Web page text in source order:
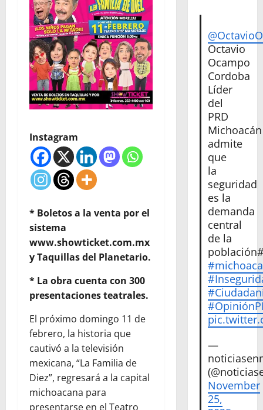
Instagram
* Boletos a la venta por el
sistema
www.showticket.com.mx
y Taquillas del Planetario.
* La obra cuenta con 300
presentaciones teatrales.
El próximo domingo 11 de
febrero, la historia que
cautivó a la televisión
mexicana, “La Familia de
Diez”, regresará a la capital
michoacana para
presentarse en el Teatro
Octavio
Ocampo
Cordoba
Líder
del
PRD
Michoacán
admite
que
la
seguridad
es la
demanda
central
de la
—
November
25,